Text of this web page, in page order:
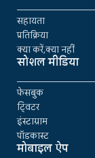
सहायता
प्रतिक्रिया
क्या करें,क्या नहीं
सोशल मीडिया
फेसबुक
ट्विटर
इंस्टाग्राम
पॉडकास्ट
मोबाइल ऐप